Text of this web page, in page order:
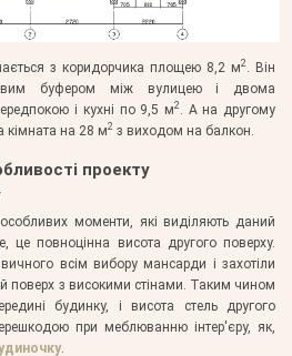
з коридорчика площею 8,2 м2
. Він
буфером між вулицею і двома
і кухні по 9,5 м2. А на другому
кімната на 28 м2 з виходом на балкон.
проекту
моменти, які виділяють даний
це повноцінна висота другого поверху.
всім вибору мансарди і захотіли
поверх з високими стінами. Таким чином
будинку, і висота стель другого
при меблюванню інтер'єру, як,
.